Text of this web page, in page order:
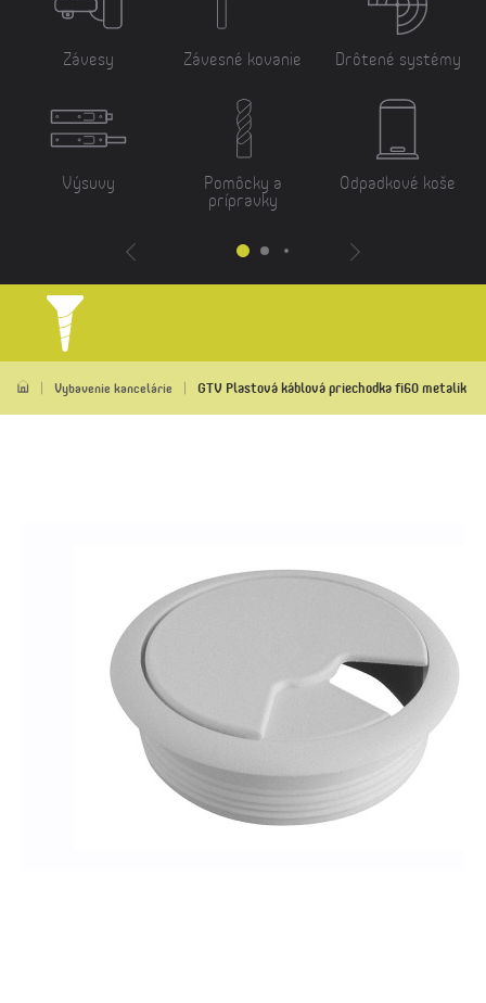
Závesy
Výsuvy
Závesné kovanie
Pomôcky a
prípravky
Drôtené systémy
Odpadkové koše
Vybavenie kancelárie GTV Plastová káblová priechodka fi60 metalik